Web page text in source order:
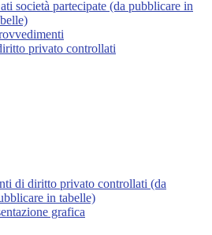
società partecipate (da pubblicare in
privato controllati
di diritto privato controllati (da
in tabelle)
grafica